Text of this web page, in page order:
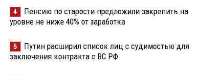
4
Пенсию по старости предложили закрепить на
уровне не ниже 40% от заработка
5
Путин расширил список лиц с судимостью для
заключения контракта с ВС РФ